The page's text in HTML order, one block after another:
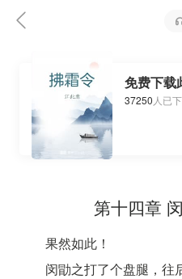
免费下载
37250 人已
第十四章
果然如此！
闵勖之打了个盘腿，往